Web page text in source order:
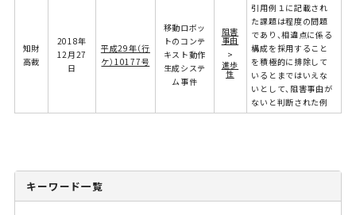
知財
高裁
2018年
12月27
日
平成29年（行
ケ）10177号
移動ロボッ
トのコンテ
キスト動作
生成システ
ム事件
阻害
事由
>
進歩
性
引用例１に記載され
た課題は程度の問題
であり、相違点に係る
構成を採用すること
を積極的に排除して
いるとまではいえな
いとして、阻害事由が
ないと判断された例
キーワード一覧